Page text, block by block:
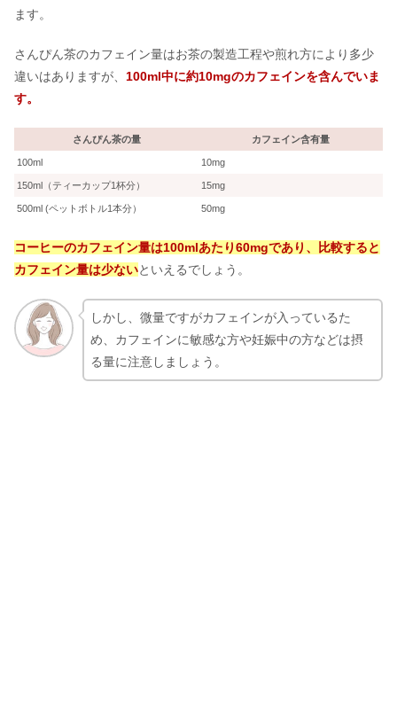
ィ・イオン等の売ってる場所
ミスタードーナツの10個セットはデリ
バリー限定？値段&賞味期限
ます。
さんぴん茶のカフェイン量はお茶の製造工程や煎れ方により多少
違いはありますが、 100ml中に約10mgのカフェインを含んでいま
す。
さんぴん茶の量 カフェイン含有量
100ml 10mg
150ml（ティーカップ1杯分） 15mg
500ml (ペットボトル1本分） 50mg
コーヒーのカフェイン量は100mlあたり60mgであり、比較すると
カフェイン量は少ないといえるでしょう。
しかし、微量ですがカフェインが入っているた
め、カフェインに敏感な方や妊娠中の方などは摂
る量に注意しましょう。